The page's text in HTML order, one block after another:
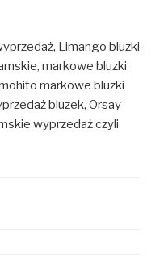
Limango bluzki
markowe bluzki
markowe bluzki
bluzek, Orsay
wyprzedaż czyli